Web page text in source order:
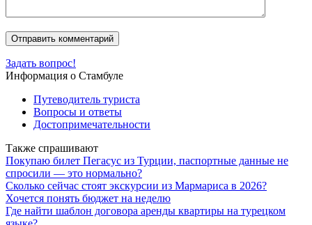
Задать вопрос!
Информация о Стамбуле
Путеводитель туриста
Вопросы и ответы
Достопримечательности
Также спрашивают
Покупаю билет Пегасус из Турции, паспортные данные не
спросили — это нормально?
Сколько сейчас стоят экскурсии из Мармариса в 2026?
Хочется понять бюджет на неделю
Где найти шаблон договора аренды квартиры на турецком